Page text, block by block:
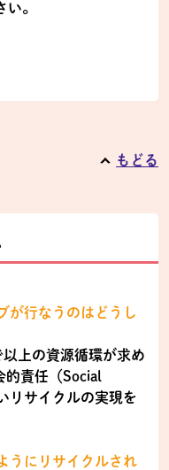
。
もどる
が行なうのはどうし
上の資源循環が求め
的責任（Social
リサイクルの実現を
うにリサイクルされ